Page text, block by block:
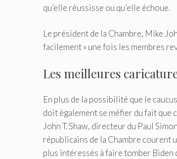
qu’elle réussisse ou qu’elle échoue.
Le président de la Chambre, Mike
facilement » une fois les membres
Les meilleures
En plus de la possibilité que le
doit également se méfier du fait
John T. Shaw, directeur du Paul
républicains de la Chambre courent
plus intéressés à faire tomber Biden